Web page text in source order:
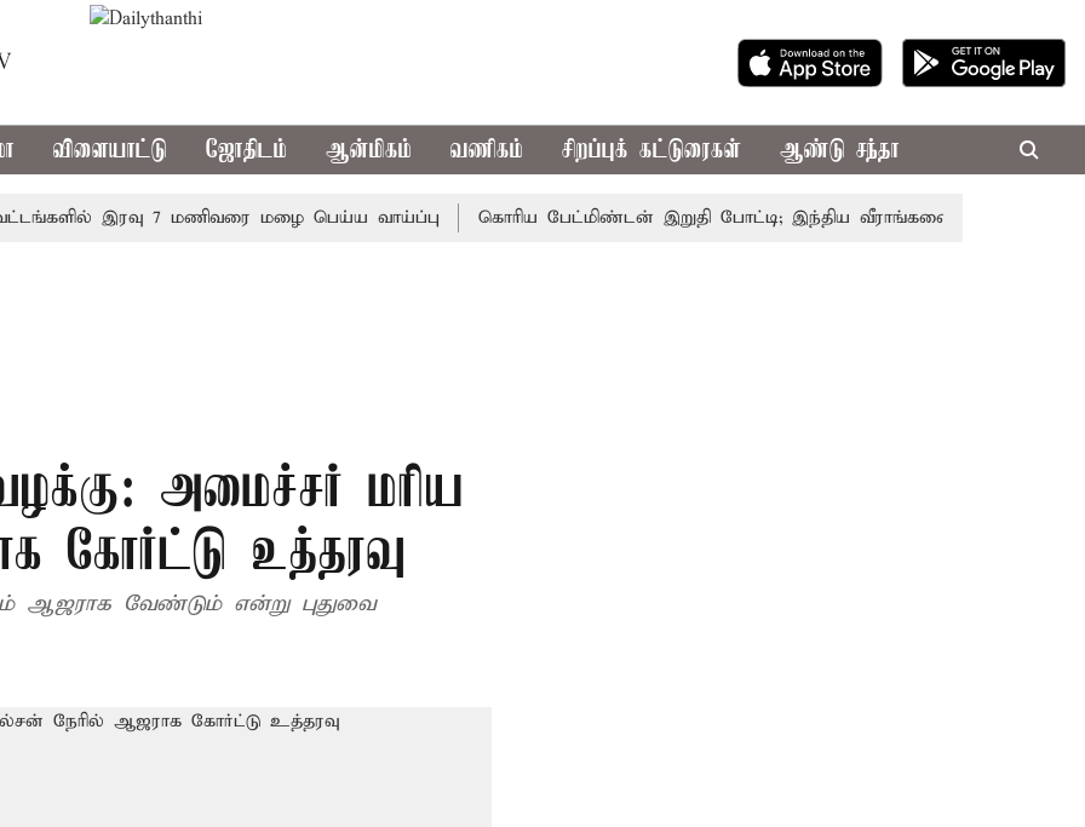
விளையாட்டு ஜோதிடம் ஆன்மிகம் வணிகம் சிறப்புக் கட்டுரைகள் ஆண்டு சந்தா
இரவு 7 மணிவரை மழை பெய்ய வாய்ப்பு கொரிய பேட்மிண்டன் இறுதி போட்டி; இந்திய வீராங்கனை சாம்பியன் பட்டம்
அமைச்சர் மரிய
கோர்ட்டு உத்தரவு
ஆஜராக வேண்டும் என்று புதுவை